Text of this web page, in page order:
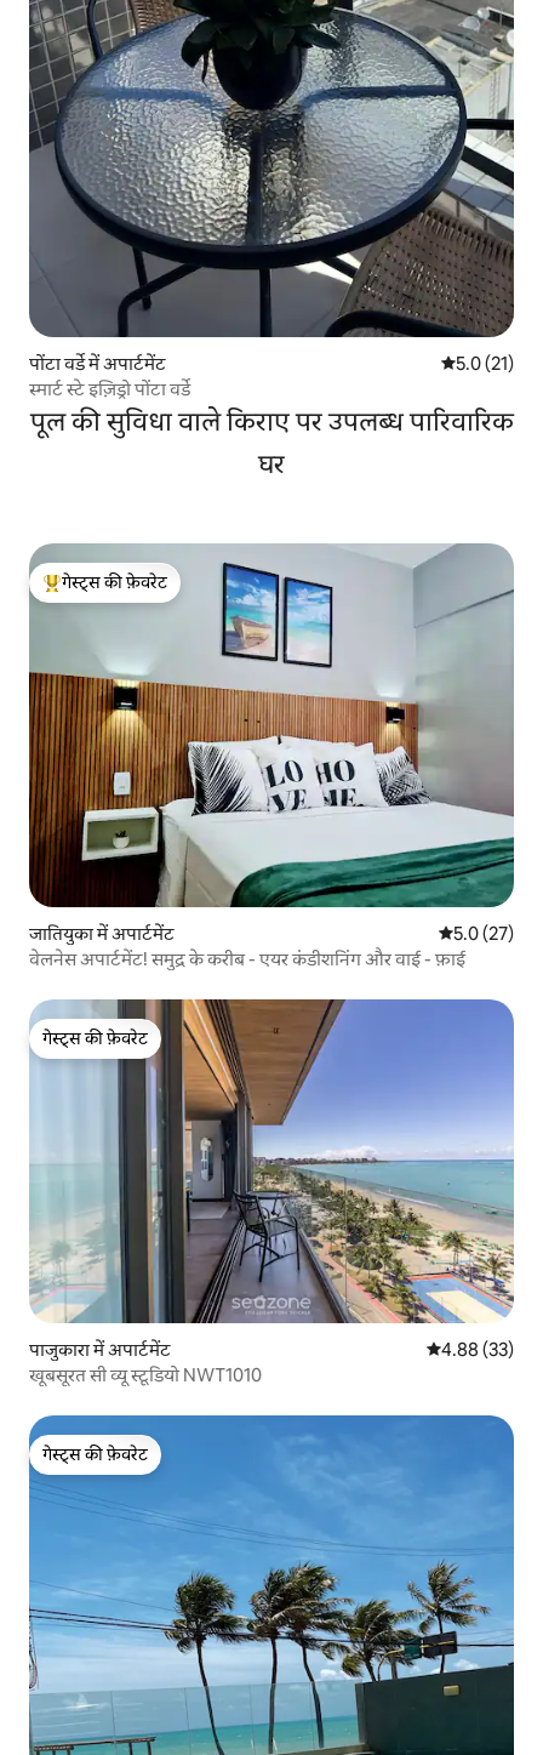
पोंटा वर्डे में अपार्टमेंट औसत रेटिंग 5
5.0 (21)
स्मार्ट स्टे इज़िड्रो पोंटा वर्डे
पूल की सुविधा वाले किराए पर उपलब्ध पारिवारिक
घर
गेस्ट्स का टॉप फ़ेवरेट
गेस्ट्स की फ़ेवरेट
जातियुका में अपार्टमेंट औसत रेटिंग 5
5.0 (27)
वेलनेस अपार्टमेंट! समुद्र के करीब - एयर कंडीशनिंग और वाई - फ़ाई
गेस्ट्स की फ़ेवरेट
गेस्ट्स की फ़ेवरेट
पाजुकारा में अपार्टमेंट औसत रेटिंग 5 में
4.88 (33)
खूबसूरत सी व्यू स्टूडियो NWT1010
गेस्ट्स की फ़ेवरेट
गेस्ट्स की फ़ेवरेट